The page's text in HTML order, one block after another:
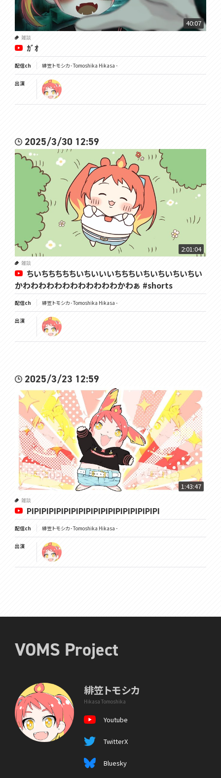
40:07
雑談
ｶﾞｵ
配信ch 緋笠トモシカ - Tomoshika Hikasa -
出演
2025/3/30 12:59
2:01:04
雑談
ちいちちちちちいちいいいちちちいちいちいちいちい
かわわわわわわわわわわわわかわぁ #shorts
配信ch 緋笠トモシカ - Tomoshika Hikasa -
出演
2025/3/23 12:59
1:43:47
雑談
PIPIPIPIPIPIPIPIPIPIPIPIPIPIPIPIPIPI
配信ch 緋笠トモシカ - Tomoshika Hikasa -
出演
VOMS Project
緋笠トモシカ
Hikasa Tomoshika
Youtube
TwitterX
Bluesky